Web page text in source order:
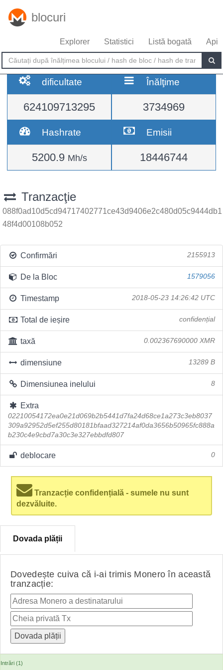
blocuri
Explorer Statistici Listă bogată Api
dificultate
624109713295
Înălţime
3734969
Hashrate
5200.9 Mh/s
Emisii
18446744
Tranzacţie
088f0ad10d5cd94717402771ce43d9406e2c480d05c9444db1
48f4d00108b052
Confirmări 2155913
De la Bloc 1579056
Timestamp 2018-05-23 14:26:42 UTC
Total de ieșire confidențial
taxă 0.002367690000 XMR
dimensiune 13289 B
Dimensiunea inelului 8
Extra
02210054172ea0e21d069b2b5441d7fa24d68ce1a273c3eb8037
309a92952d5ef255d80181bfaad327214af0da3656b50965fc888a
b230c4e9cbd7a30c3e327ebbdfd807
deblocare 0
Tranzacție confidențială - sumele nu sunt
dezvăluite.
Dovada plății
Dovedește cuiva că i-ai trimis Monero în această
tranzacție:
Intrări (1)